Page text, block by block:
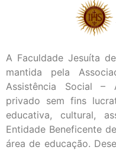
A Faculdade Jesuíta
mantida pela
Assistência Social –
privado sem fins
educativa, cultural,
Entidade Beneficente
área de educação.